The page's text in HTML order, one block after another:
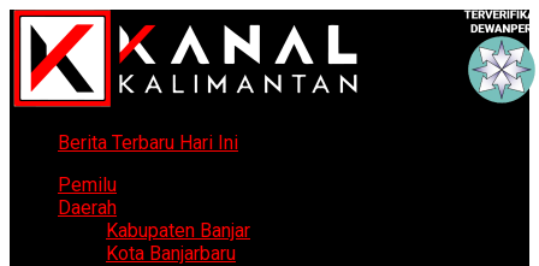
Berita Terbaru Hari Ini
Pemilu
Daerah
Kabupaten Banjar
Kota Banjarbaru